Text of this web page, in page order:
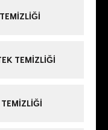
TEMIZLIĞI